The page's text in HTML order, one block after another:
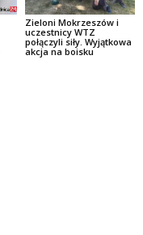
Zieloni Mokrzeszów i
uczestnicy WTZ
połączyli siły. Wyjątkowa
akcja na boisku